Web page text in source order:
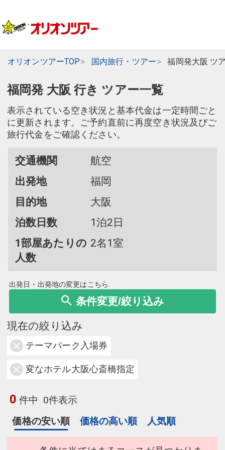
オリオンツアーTOP 国内旅行・ツアー 福岡発大阪 ツ
福岡発 大阪 行き ツアー一覧
表示されている空き状況と基本代金は一定時間ごと
に更新されます。ご予約直前に再度空き状況及びご
旅行代金をご確認ください。
交通機関
航空
出発地
福岡
目的地
大阪
泊数日数
1泊2日
1部屋あたりの
人数
2名1室
出発日・出発地の変更はこちら
条件変更/絞り込み
現在の絞り込み
テーマパーク入場券
変なホテル大阪心斎橋指定
0 件中 0件表示
価格の安い順
価格の高い順 人気順